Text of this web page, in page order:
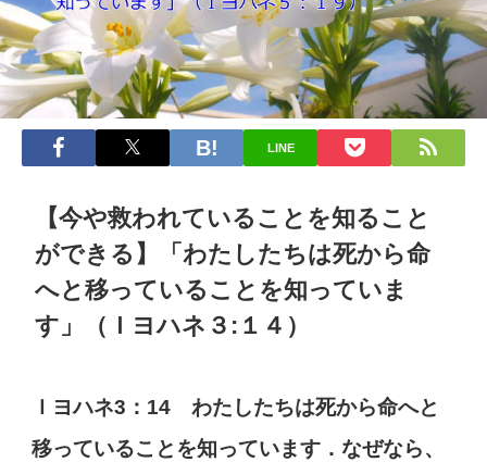
LINE
【今や救われていることを知ること
ができる】「わたしたちは死から命
へと移っていることを知っていま
す」（Ｉヨハネ３:１４）
Ｉヨハネ3：14 わたしたちは死から命へと
移っていることを知っています．なぜなら、